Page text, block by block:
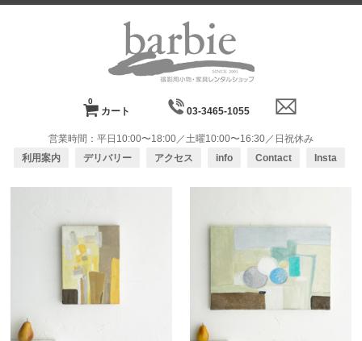
カート
0
03-3465-1055
営業時間：平日10:00〜18:00／土曜10:00〜16:30／日祝休み
利用案内
デリバリー アクセス info Contact Insta